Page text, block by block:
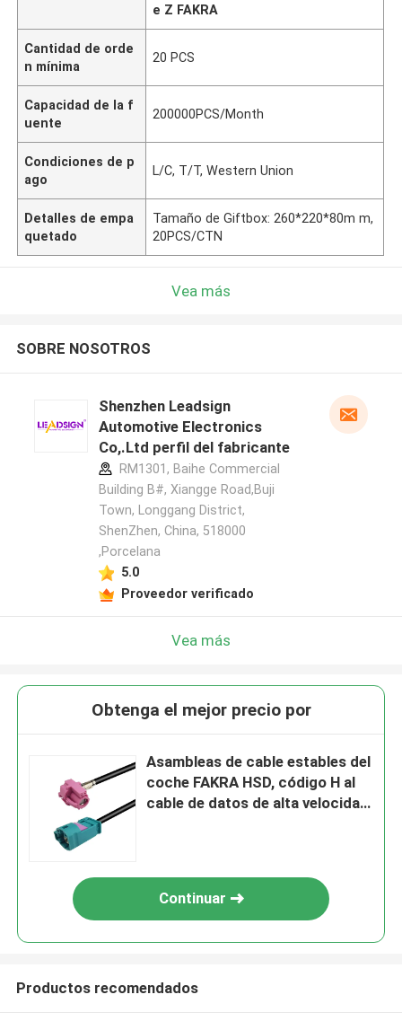
e Z FAKRA
Cantidad de orde
n mínima
20 PCS
Capacidad de la f
uente
200000PCS/Month
Condiciones de p
ago
L/C, T/T, Western Union
Detalles de empa
quetado
Tamaño de Giftbox: 260*220*80m m,
20PCS/CTN
Vea más
SOBRE NOSOTROS
Shenzhen Leadsign
Automotive Electronics
Co,.Ltd perfil del fabricante
RM1301, Baihe Commercial
Building B#, Xiangge Road,Buji
Town, Longgang District,
ShenZhen, China, 518000
,Porcelana
5.0
Proveedor verificado
Vea más
Obtenga el mejor precio por
Asambleas de cable estables del
coche FAKRA HSD, código H al
cable de datos de alta velocidad
Continuar
Productos recomendados